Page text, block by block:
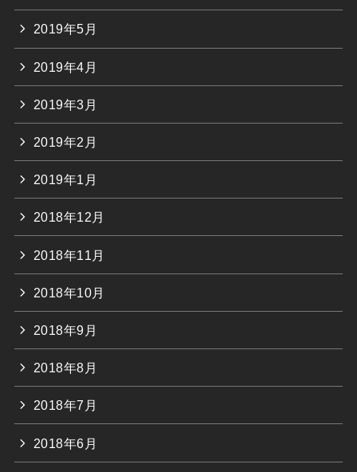
2019年5月
2019年4月
2019年3月
2019年2月
2019年1月
2018年12月
2018年11月
2018年10月
2018年9月
2018年8月
2018年7月
2018年6月